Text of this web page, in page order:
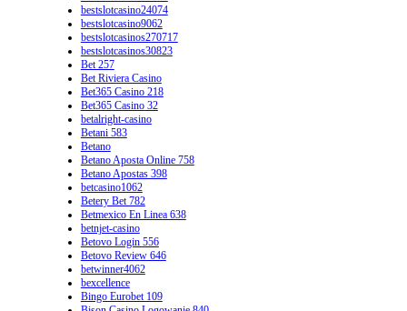
bestslotcasino24074
bestslotcasino9062
bestslotcasinos270717
bestslotcasinos30823
Bet 257
Bet Riviera Casino
Bet365 Casino 218
Bet365 Casino 32
betalright-casino
Betani 583
Betano
Betano Aposta Online 758
Betano Apostas 398
betcasino1062
Betery Bet 782
Betmexico En Linea 638
betnjet-casino
Betovo Login 556
Betovo Review 646
betwinner4062
bexcellence
Bingo Eurobet 109